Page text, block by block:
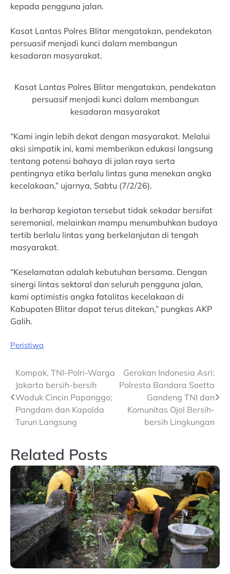
kepada pengguna jalan.
Kasat Lantas Polres Blitar mengatakan, pendekatan
persuasif menjadi kunci dalam membangun
kesadaran masyarakat.
Kasat Lantas Polres Blitar mengatakan, pendekatan
persuasif menjadi kunci dalam membangun
kesadaran masyarakat
“Kami ingin lebih dekat dengan masyarakat. Melalui
aksi simpatik ini, kami memberikan edukasi langsung
tentang potensi bahaya di jalan raya serta
pentingnya etika berlalu lintas guna menekan angka
kecelakaan,” ujarnya, Sabtu (7/2/26).
Ia berharap kegiatan tersebut tidak sekadar bersifat
seremonial, melainkan mampu menumbuhkan budaya
tertib berlalu lintas yang berkelanjutan di tengah
masyarakat.
“Keselamatan adalah kebutuhan bersama. Dengan
sinergi lintas sektoral dan seluruh pengguna jalan,
kami optimistis angka fatalitas kecelakaan di
Kabupaten Blitar dapat terus ditekan,” pungkas AKP
Galih.
Peristiwa
Post
navigation
Kompak, TNI-Polri-Warga
Jakarta bersih-bersih
Waduk Cincin Papanggo;
Pangdam dan Kapolda
Turun Langsung
Gerakan Indonesia Asri:
Polresta Bandara Soetta
Gandeng TNI dan
Komunitas Ojol Bersih-
bersih Lingkungan
Related Posts